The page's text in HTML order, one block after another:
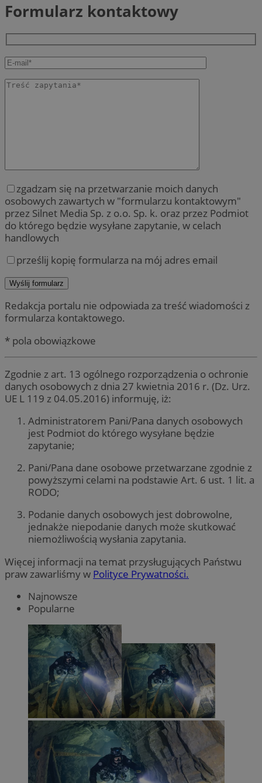
Formularz kontaktowy
zgadzam się na przetwarzanie moich danych
osobowych zawartych w "formularzu kontaktowym"
przez Silnet Media Sp. z o.o. Sp. k. oraz przez Podmiot
do którego będzie wysyłane zapytanie, w celach
handlowych
prześlij kopię formularza na mój adres email
Redakcja portalu nie odpowiada za treść wiadomości z
formularza kontaktowego.
* pola obowiązkowe
Zgodnie z art. 13 ogólnego rozporządzenia o ochronie
danych osobowych z dnia 27 kwietnia 2016 r. (Dz. Urz.
UE L 119 z 04.05.2016) informuję, iż:
Administratorem Pani/Pana danych osobowych
jest Podmiot do którego wysyłane będzie
zapytanie;
Pani/Pana dane osobowe przetwarzane zgodnie z
powyższymi celami na podstawie Art. 6 ust. 1 lit. a
RODO;
Podanie danych osobowych jest dobrowolne,
jednakże niepodanie danych może skutkować
niemożliwością wysłania zapytania.
Więcej informacji na temat przysługujących Państwu
praw zawarliśmy w Polityce Prywatności.
Najnowsze
Popularne